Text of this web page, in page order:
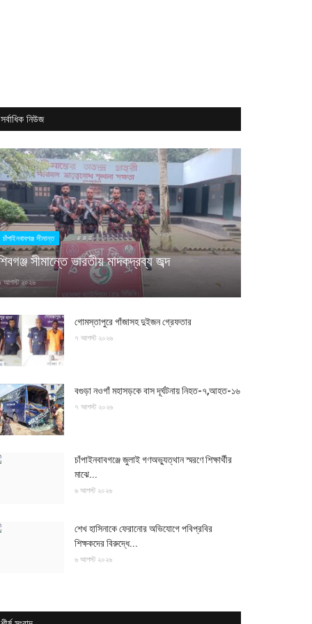
হাসপাতাল ভিসা • 🛵 ডেলিভারি রাইডার • 🏨 হোটেল জব ভিসা • 👩 খাদ্দামা ভিসা • 👔
সর্বাধিক নিউজ
চাঁপাইনবাবগঞ্জ সীমান্ত
সীমান্তে ভারতীয় মাদকদ্রব্য জব্দ
আগস্ট ২০২৬
গোমস্তাপুরে গাঁজাসহ দুইজন গ্রেফতার
৭ আগস্ট ২০২৬
বগুড়া নওগাঁ মহাসড়কে বাস দূর্ঘটনায় নিহত-৭,আহত-১৬
৭ আগস্ট ২০২৬
চাঁপাইনবাবগঞ্জে জুলাই গণঅভ্যুত্থান স্মরণে শিক্ষার্থীর
মাঝে...
৬ আগস্ট ২০২৬
শেখ হাসিনাকে ফেরানোর অভিযোগে পবিপ্রবির
শিক্ষকদের বিরুদ্ধে...
৬ আগস্ট ২০২৬